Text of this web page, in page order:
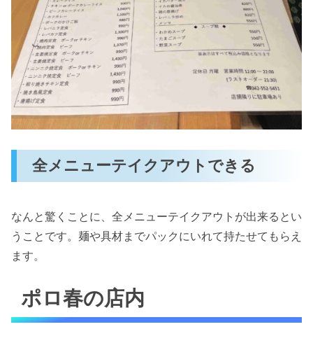
全メニューテイクアウトできる
なんと驚くことに、全メニューテイクアウトが出来るとい
うことです。麺や具材までパックにいれて持たせてもらえ
ます。
ポロ春の店内